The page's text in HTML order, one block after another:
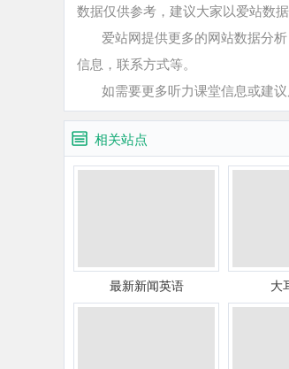
数据仅供参考，建议大家以爱站数据
爱站网提供更多的网站数据分析
信息，联系方式等。
如需要更多听力课堂信息或建议
相关站点
最新新闻英语 大